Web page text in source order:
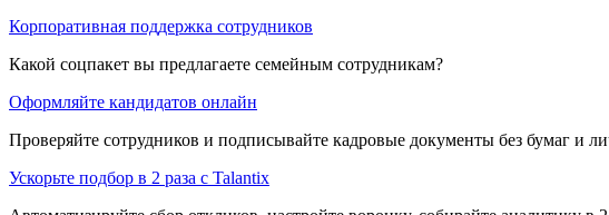
Корпоративная поддержка сотрудников
Какой соцпакет вы предлагаете семейным сотрудникам?
Оформляйте кандидатов онлайн
Проверяйте сотрудников и подписывайте кадровые документы без бумаг и
Ускорьте подбор в 2 раза с Talantix